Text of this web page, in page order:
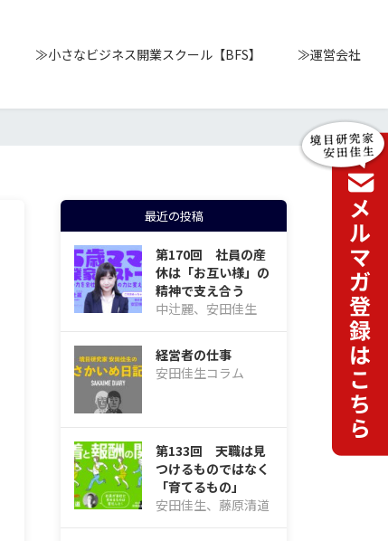
≫小さなビジネス開業スクール【BFS】 ≫運営会社
最近の投稿
第170回 社員の産
休は「お互い様」の
精神で支え合う
中辻麗、安田佳生
経営者の仕事
安田佳生コラム
第133回 天職は見
つけるものではなく
「育てるもの」
安田佳生、藤原清道